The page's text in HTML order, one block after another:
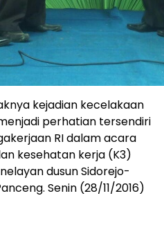
kejadian kecelakaan
perhatian tersendiri
RI dalam acara
kesehatan kerja (K3)
dusun Sidorejo-
Senin (28/11/2016)